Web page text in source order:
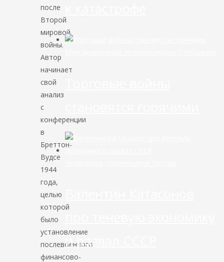
после
Второй
мировой
войны.
Автор
начинает
свой
анализ
с
конференции
в
Бреттон-
Вудсе
1944
года,
целью
которой
было
установление
послевоенного
финансово-
и развал СССР